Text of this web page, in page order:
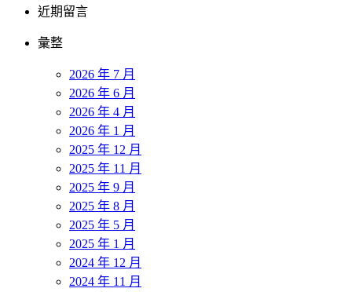
近期留言
彙整
2026 年 7 月
2026 年 6 月
2026 年 4 月
2026 年 1 月
2025 年 12 月
2025 年 11 月
2025 年 9 月
2025 年 8 月
2025 年 5 月
2025 年 1 月
2024 年 12 月
2024 年 11 月